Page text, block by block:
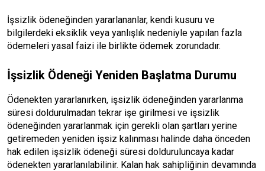
İşsizlik ödeneğinden yararlananlar, kendi kusuru ve
bilgilerdeki eksiklik veya yanlışlık nedeniyle yapılan fazla
ödemeleri yasal faizi ile birlikte ödemek zorundadır.
İşsizlik Ödeneği Yeniden Başlatma Durumu
Ödenekten yararlanırken, işsizlik ödeneğinden yararlanma
süresi doldurulmadan tekrar işe girilmesi ve işsizlik
ödeneğinden yararlanmak için gerekli olan şartları yerine
getiremeden yeniden işsiz kalınması halinde daha önceden
hak edilen işsizlik ödeneği süresi dolduruluncaya kadar
ödenekten yararlanılabilinir. Kalan hak sahipliğinin devamında